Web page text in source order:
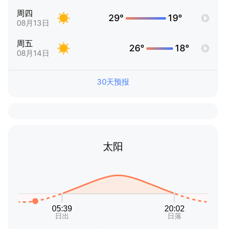
周四
08月13日 29° 19°
周五
08月14日 26° 18°
30天预报
太阳